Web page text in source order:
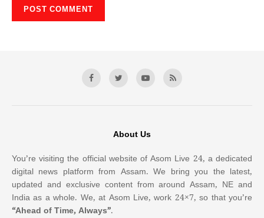
About Us
You’re visiting the official website of Asom Live 24, a dedicated
digital news platform from Assam. We bring you the latest,
updated and exclusive content from around Assam, NE and
India as a whole. We, at Asom Live, work 24×7, so that you’re
“Ahead of Time, Always”.